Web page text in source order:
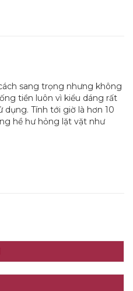
sang trọng nhưng không
tiền luôn vì kiểu dáng rất
dụng. Tính tới giờ là hơn 10
hề hư hỏng lặt vặt như